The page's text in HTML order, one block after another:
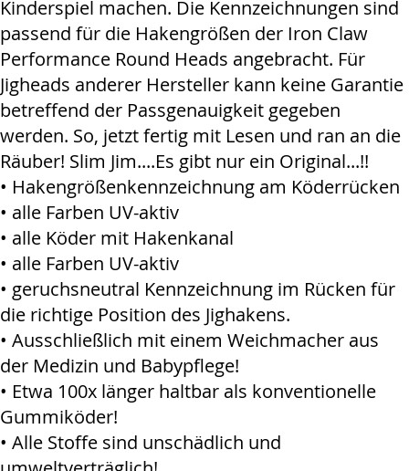
Kinderspiel machen. Die Kennzeichnungen sind
passend für die Hakengrößen der Iron Claw
Performance Round Heads angebracht. Für
Jigheads anderer Hersteller kann keine Garantie
betreffend der Passgenauigkeit gegeben
werden. So, jetzt fertig mit Lesen und ran an die
Räuber! Slim Jim....Es gibt nur ein Original...!!
• Hakengrößenkennzeichnung am Köderrücken
• alle Farben UV-aktiv
• alle Köder mit Hakenkanal
• alle Farben UV-aktiv
• geruchsneutral Kennzeichnung im Rücken für
die richtige Position des Jighakens.
• Ausschließlich mit einem Weichmacher aus
der Medizin und Babypflege!
• Etwa 100x länger haltbar als konventionelle
Gummiköder!
• Alle Stoffe sind unschädlich und